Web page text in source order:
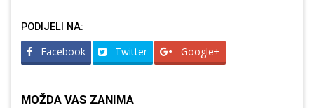
PODIJELI NA:
Facebook Twitter Google+
MOŽDA VAS ZANIMA